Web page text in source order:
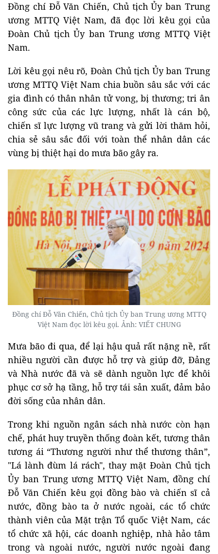
Đồng chí Đỗ Văn Chiến, Chủ tịch Ủy ban Trung
ương MTTQ Việt Nam, đã đọc lời kêu gọi của
Đoàn Chủ tịch Ủy ban Trung ương MTTQ Việt
Nam.
Lời kêu gọi nêu rõ, Đoàn Chủ tịch Ủy ban Trung
ương MTTQ Việt Nam chia buồn sâu sắc với các
gia đình có thân nhân tử vong, bị thương; tri ân
công sức của các lực lượng, nhất là cán bộ,
chiến sĩ lực lượng vũ trang và gửi lời thăm hỏi,
chia sẻ sâu sắc đối với toàn thể nhân dân các
vùng bị thiệt hại do mưa bão gây ra.
Đồng chí Đỗ Văn Chiến, Chủ tịch Ủy ban Trung ương MTTQ
Việt Nam đọc lời kêu gọi. Ảnh: VIẾT CHUNG
Mưa bão đi qua, để lại hậu quả rất nặng nề, rất
nhiều người cần được hỗ trợ và giúp đỡ, Đảng
và Nhà nước đã và sẽ dành nguồn lực để khôi
phục cơ sở hạ tầng, hỗ trợ tái sản xuất, đảm bảo
đời sống của nhân dân.
Trong khi nguồn ngân sách nhà nước còn hạn
chế, phát huy truyền thống đoàn kết, tương thân
tương ái “Thương người như thể thương thân”,
"Lá lành đùm lá rách", thay mặt Đoàn Chủ tịch
Ủy ban Trung ương MTTQ Việt Nam, đồng chí
Đỗ Văn Chiến kêu gọi đồng bào và chiến sĩ cả
nước, đồng bào ta ở nước ngoài, các tổ chức
thành viên của Mặt trận Tổ quốc Việt Nam, các
tổ chức xã hội, các doanh nghiệp, nhà hảo tâm
trong và ngoài nước, người nước ngoài đang